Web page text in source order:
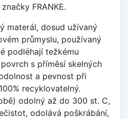
FRANKE.
materál, dosud užívaný
průmyslu, používaný
podléhají težkému
s příměsí skelných
a pevnost při
recyklovatelný.
odolný až do 300 st. C,
odolává poškrábání,